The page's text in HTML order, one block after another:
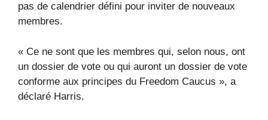
pas de calendrier défini pour inviter de nouveaux
membres.
« Ce ne sont que les membres qui, selon nous, ont
un dossier de vote ou qui auront un dossier de vote
conforme aux principes du Freedom Caucus », a
déclaré Harris.